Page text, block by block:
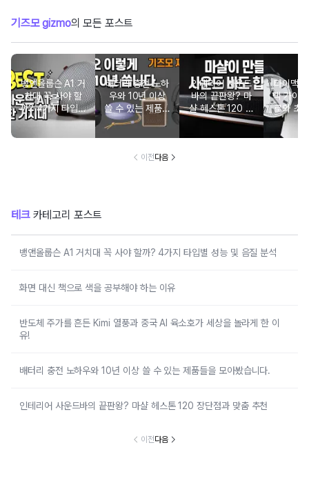
기즈모 gizmo의 모든 포스트
뱅앤올룹슨 A1 거
치대 꼭 사야 할
까? 4가지 타입별
성능 및 음질 분석
배터리 충전 노하
우와 10년 이상
쓸 수 있는 제품들
을 모아봤습니다.
인테리어 사운드
바의 끝판왕? 마
샬 헤스톤 120 장
단점과 맞춤 추천
타이맥
택 가이
로와 초
모두 잡
이전다음
테크카테고리 포스트
뱅앤올룹슨 A1 거치대 꼭 사야 할까? 4가지 타입별 성능 및 음질 분석
화면 대신 책으로 색을 공부해야 하는 이유
반도체 주가를 흔든 Kimi 열풍과 중국 AI 육소호가 세상을 놀라게 한 이
유!
배터리 충전 노하우와 10년 이상 쓸 수 있는 제품들을 모아봤습니다.
인테리어 사운드바의 끝판왕? 마샬 헤스톤 120 장단점과 맞춤 추천
이전다음